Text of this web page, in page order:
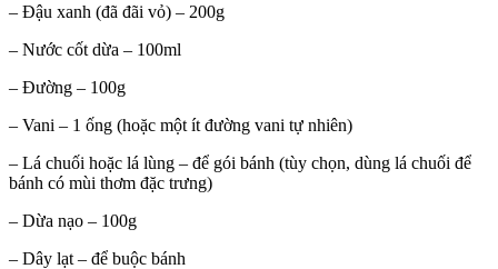
– Đậu xanh (đã đãi vỏ) – 200g
– Nước cốt dừa – 100ml
– Đường – 100g
– Vani – 1 ống (hoặc một ít đường vani tự nhiên)
– Lá chuối hoặc lá lùng – để gói bánh (tùy chọn, dùng lá chuối để
bánh có mùi thơm đặc trưng)
– Dừa nạo – 100g
– Dây lạt – để buộc bánh